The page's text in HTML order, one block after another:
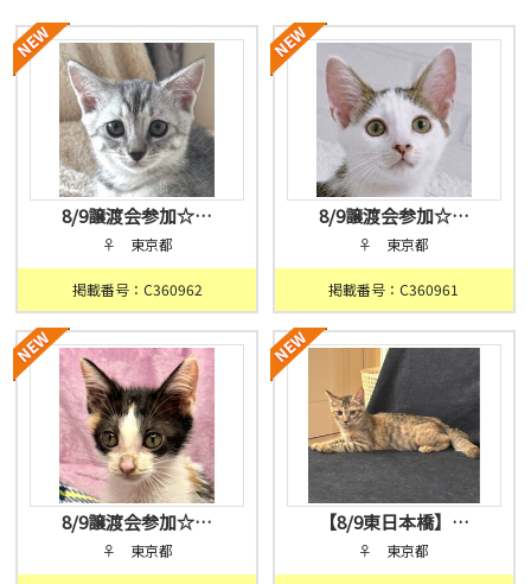
8/9譲渡会参加☆…
♀ 東京都
掲載番号：C360962
8/9譲渡会参加☆…
♀ 東京都
掲載番号：C360961
8/9譲渡会参加☆…
♀ 東京都
【8/9東日本橋】…
♀ 東京都